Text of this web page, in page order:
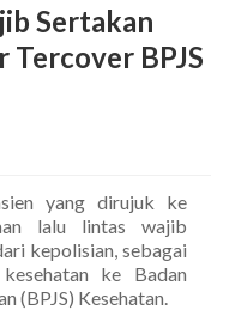
Sertakan
Tercover BPJS
yang dirujuk ke
lalu lintas wajib
kepolisian, sebagai
ke Badan
(BPJS) Kesehatan.